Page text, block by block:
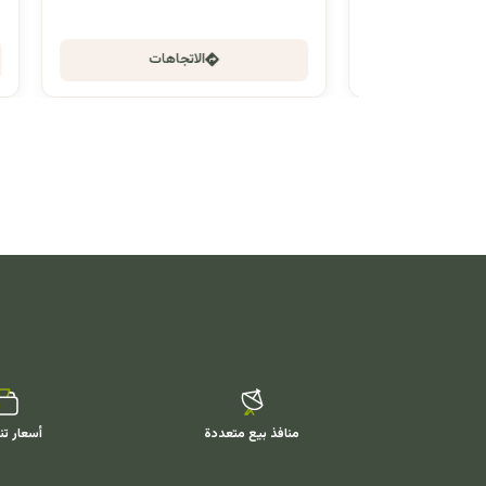
الاتجاهات
منافذ بيع متعددة أسعار